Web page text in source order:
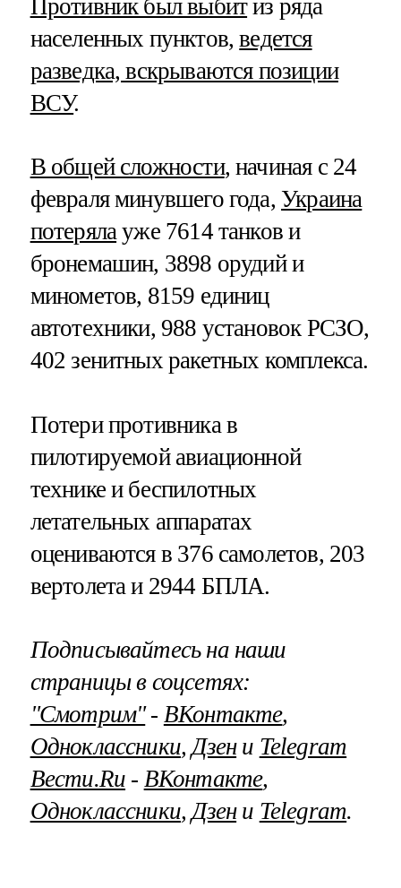
Противник был выбитиз ряда
населенных пунктов,ведется
разведка, вскрываются позиции
ВСУ.
В общей сложности, начиная с 24
февраля минувшего года,Украина
потерялауже 7614 танков и
бронемашин, 3898 орудий и
минометов, 8159 единиц
автотехники, 988 установок РСЗО,
402 зенитных ракетных комплекса.
Потери противника в
пилотируемой авиационной
технике и беспилотных
летательных аппаратах
оцениваются в 376 самолетов, 203
вертолета и 2944 БПЛА.
Подписывайтесь на наши
страницы в соцсетях:
"Смотрим"‐ ВКонтакте,
Одноклассники, Дзени Telegram
Вести.Ru ‐ ВКонтакте,
Одноклассники, Дзени Telegram.